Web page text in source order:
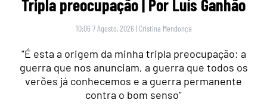
Tripla preocupação | Por Luís Ganhão
10:06 7 Agosto, 2026 | Cristina Mendonça
"É esta a origem da minha tripla preocupação: a
guerra que nos anunciam, a guerra que todos os
verões já conhecemos e a guerra permanente
contra o bom senso"